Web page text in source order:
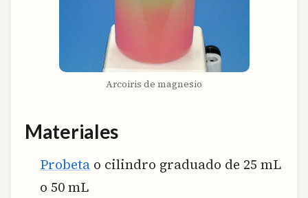
Arcoiris de magnesio
Materiales
Probeta o cilindro graduado de 25 mL
o 50 mL